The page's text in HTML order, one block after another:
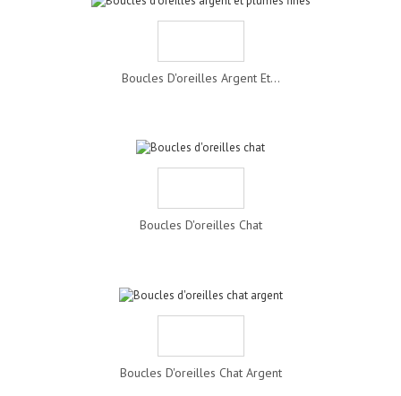
Boucles D'oreilles Argent Et...
Boucles D'oreilles Chat
Boucles D'oreilles Chat Argent